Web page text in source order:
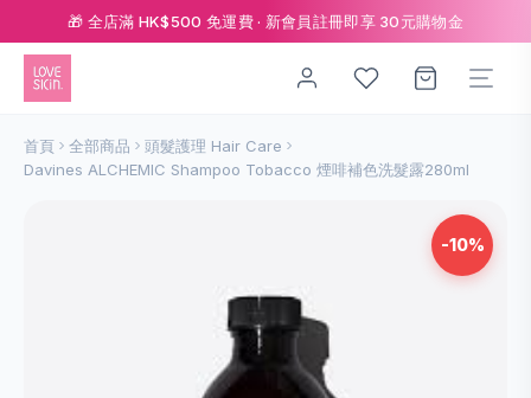
🎁 全店滿 HK$500 免運費 · 新會員註冊即享 30元購物金
首頁 全部商品
頭髮護理 Hair Care
Davines ALCHEMIC Shampoo Tobacco 煙啡補色洗髮露280ml
-10%